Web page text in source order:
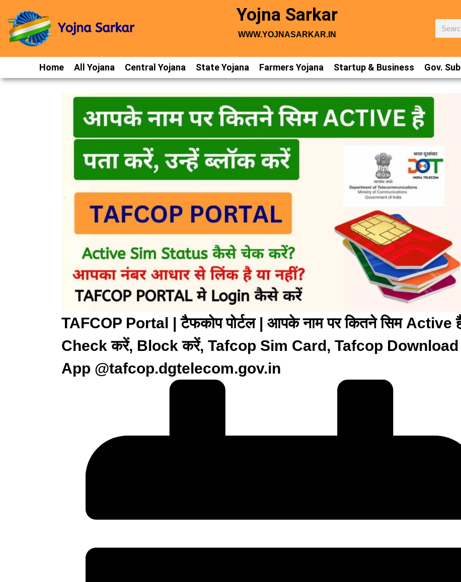
Yojna Sarkar
WWW.YOJNASARKAR.IN
Home All Yojana Central Yojana State Yojana Farmers Yojana Startup & Business Gov.
TAFCOP Portal | टैफकोप पोर्टल | आपके नाम पर कितने सिम Active
Check करें, Block करें, Tafcop Sim Card, Tafcop Download
App @tafcop.dgtelecom.gov.in